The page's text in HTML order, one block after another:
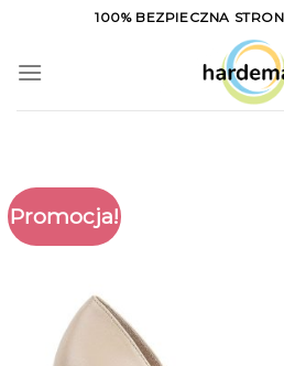
content
100% BEZPIECZNA
Promocja!